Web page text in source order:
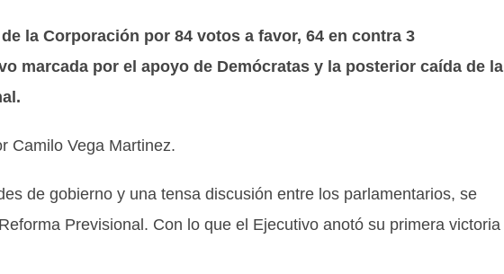
la Corporación por 84 votos a favor, 64 en contra 3
marcada por el apoyo de Demócratas y la posterior caída de la
Camilo Vega Martinez.
de gobierno y una tensa discusión entre los parlamentarios, se
Previsional. Con lo que el Ejecutivo anotó su primera victoria